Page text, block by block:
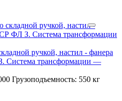
ручкой, настил - фанера
Система трансформации —
Грузоподъемность: 550 кг